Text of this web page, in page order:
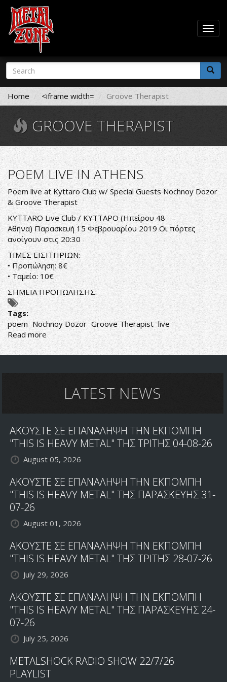
Skip
main
content
Search
form
Search
Home <iframe width= Groove Therapist
GROOVE THERAPIST
POEM LIVE IN ATHENS
Poem live at Kyttaro Club w/ Special Guests Nochnoy Dozor
& Groove Therapist
KYTTARO Live Club / ΚΥΤΤΑΡΟ(Ηπείρου 48
Αθήνα) Παρασκευή 15 Φεβρουαρίου 2019 Οι πόρτες
ανοίγουν στις 20:30
ΤΙΜΕΣ ΕΙΣΙΤΗΡΙΩΝ:
• Προπώληση: 8€
• Ταμείο: 10€
ΣΗΜΕΙΑ ΠΡΟΠΩΛΗΣΗΣ:
Tags:
poem Nochnoy Dozor Groove Therapist live
Read more about
POEM
LIVE
LATEST NEWS
ΑΚΟΥΣΤΕ ΣΕ ΕΠΑΝΑΛΗΨΗ ΤΗΝ ΕΚΠΟΜΠΗ
"THIS IS HEAVY METAL" ΤΗΣ ΤΡΙΤΗΣ 04-08-26
August 05, 2026
ΑΚΟΥΣΤΕ ΣΕ ΕΠΑΝΑΛΗΨΗ ΤΗΝ ΕΚΠΟΜΠΗ
"THIS IS HEAVY METAL" ΤΗΣ ΠΑΡΑΣΚΕΥΗΣ 31-
07-26
August 01, 2026
ΑΚΟΥΣΤΕ ΣΕ ΕΠΑΝΑΛΗΨΗ ΤΗΝ ΕΚΠΟΜΠΗ
"THIS IS HEAVY METAL" ΤΗΣ ΤΡΙΤΗΣ 28-07-26
July 29, 2026
ΑΚΟΥΣΤΕ ΣΕ ΕΠΑΝΑΛΗΨΗ ΤΗΝ ΕΚΠΟΜΠΗ
"THIS IS HEAVY METAL" ΤΗΣ ΠΑΡΑΣΚΕΥΗΣ 24-
07-26
July 25, 2026
METALSHOCK RADIO SHOW 22/7/26
PLAYLIST